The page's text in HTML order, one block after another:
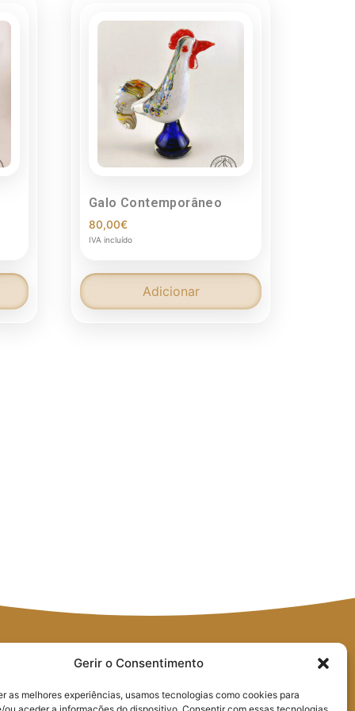
Gerir o Consentimento
as melhores experiências, usamos tecnologias como cookies para
Galo Contemporâneo
80,00€
IVA incluído
Adicionar